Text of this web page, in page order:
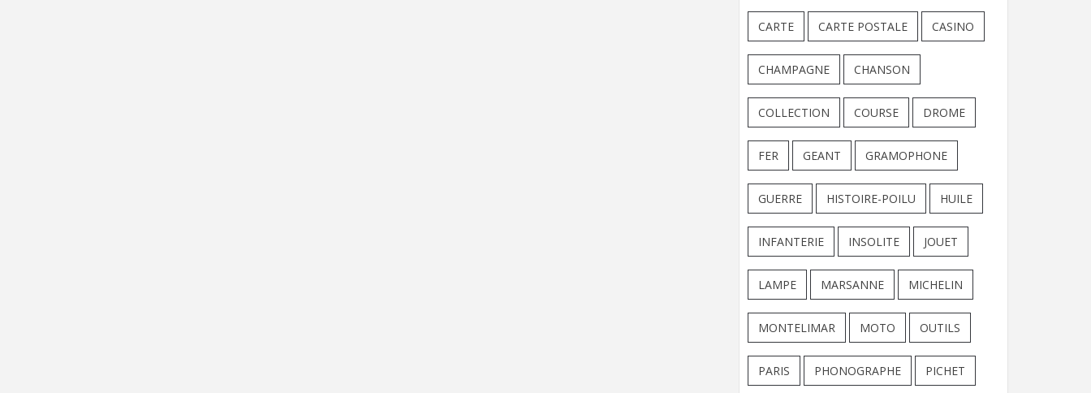
CARTE CARTE POSTALE CASINO
CHAMPAGNE CHANSON
COLLECTION COURSE DROME
FER GEANT GRAMOPHONE
GUERRE HISTOIRE-POILU HUILE
INFANTERIE INSOLITE JOUET
LAMPE MARSANNE MICHELIN
MONTELIMAR MOTO OUTILS
PARIS PHONOGRAPHE PICHET